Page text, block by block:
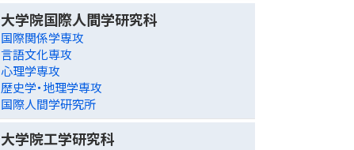
大学院国際人間学研究科
国際関係学専攻
言語文化専攻
心理学専攻
歴史学・地理学専攻
国際人間学研究所
大学院工学研究科